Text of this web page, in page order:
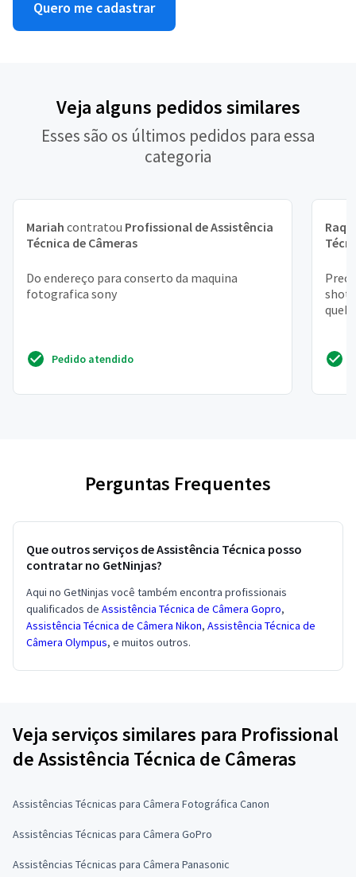
Quero me cadastrar
Veja alguns pedidos similares
Esses são os últimos pedidos para essa
categoria
Mariah contratou Profissional de Assistência
Técnica de Câmeras
Do endereço para conserto da maquina
fotografica sony
Pedido atendido
shot
Perguntas Frequentes
Que outros serviços de Assistência Técnica posso
contratar no GetNinjas?
Aqui no GetNinjas você também encontra profissionais
qualificados de Assistência Técnica de Câmera Gopro,
Assistência Técnica de Câmera Nikon, Assistência Técnica de
Câmera Olympus, e muitos outros.
Veja serviços similares para Profissional
de Assistência Técnica de Câmeras
Assistências Técnicas para Câmera Fotográfica Canon
Assistências Técnicas para Câmera GoPro
Assistências Técnicas para Câmera Panasonic